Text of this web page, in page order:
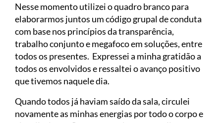
Nesse momento utilizei o quadro branco para
elaborarmos juntos um código grupal de conduta
com base nos princípios da transparência,
trabalho conjunto e megafoco em soluções, entre
todos os presentes. Expressei a minha gratidão a
todos os envolvidos e ressaltei o avanço positivo
que tivemos naquele dia.
Quando todos já haviam saído da sala, circulei
novamente as minhas energias por todo o corpo e